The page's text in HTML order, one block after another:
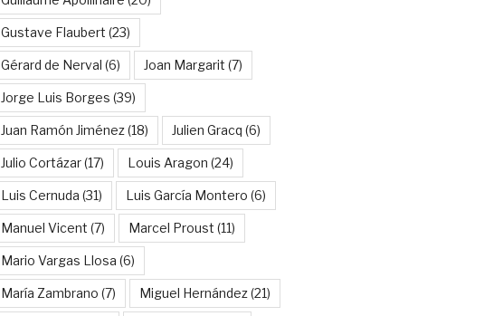
Gustave Flaubert (23)
Gérard de Nerval (6) Joan Margarit (7)
Jorge Luis Borges (39)
Juan Ramón Jiménez(18) Julien Gracq (6)
Julio Cortázar(17) Louis Aragon (24)
Luis Cernuda (31) Luis García Montero (6)
Manuel Vicent (7) Marcel Proust (11)
Mario Vargas Llosa (6)
María Zambrano (7) Miguel Hernández(21)